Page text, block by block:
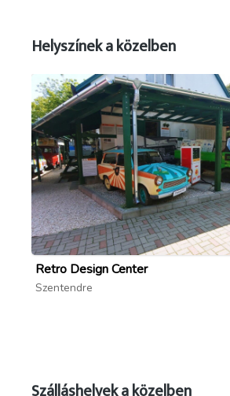
Helyszínek a közelben
Retro Design Center
Szentendre